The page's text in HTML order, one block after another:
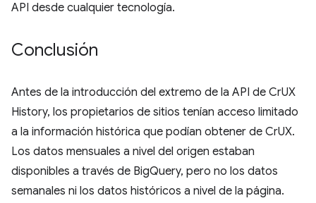
API desde cualquier tecnología.
Conclusión
Antes de la introducción del extremo de la API de CrUX
History, los propietarios de sitios tenían acceso limitado
a la información histórica que podían obtener de CrUX.
Los datos mensuales a nivel del origen estaban
disponibles a través de BigQuery, pero no los datos
semanales ni los datos históricos a nivel de la página.